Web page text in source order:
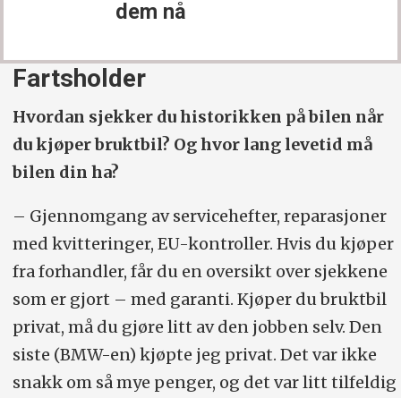
dem nå
Fartsholder
Hvordan sjekker du historikken på bilen når
du kjøper bruktbil? Og hvor lang levetid må
bilen din ha?
– Gjennomgang av servicehefter, reparasjoner
med kvitteringer, EU-kontroller. Hvis du kjøper
fra forhandler, får du en oversikt over sjekkene
som er gjort – med garanti. Kjøper du bruktbil
privat, må du gjøre litt av den jobben selv. Den
siste (BMW-en) kjøpte jeg privat. Det var ikke
snakk om så mye penger, og det var litt tilfeldig